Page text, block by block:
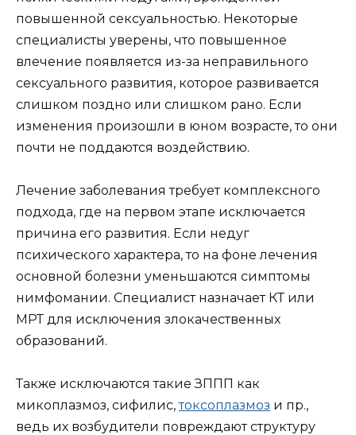
повышенной сексуальностью. Некоторые
специалисты уверены, что повышенное
влечение появляется из-за неправильного
сексуального развития, которое развивается
слишком поздно или слишком рано. Если
изменения произошли в юном возрасте, то они
почти не поддаются воздействию.
Лечение заболевания требует комплексного
подхода, где на первом этапе исключается
причина его развития. Если недуг
психического характера, то на фоне лечения
основной болезни уменьшаются симптомы
нимфомании. Специалист назначает КТ или
МРТ для исключения злокачественных
образований.
Также исключаются такие ЗППП как
микоплазмоз, сифилис,токсоплазмоз и пр.,
ведь их возбудители повреждают структуру